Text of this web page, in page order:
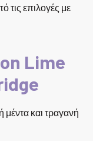
τις επιλογές με
Lime
μέντα και τραγανή